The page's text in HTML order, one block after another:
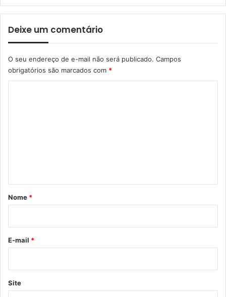
Deixe um comentário
O seu endereço de e-mail não será publicado. Campos
obrigatórios são marcados com *
r
*
Nome *
E-mail *
Site